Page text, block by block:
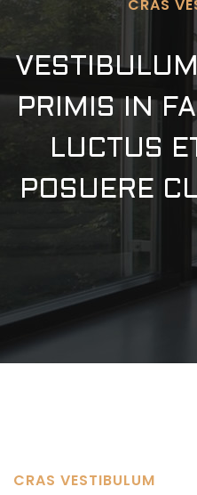
CRAS
PRIMIS IN
LUCTUS
POSUERE
CRAS VESTIBULUM